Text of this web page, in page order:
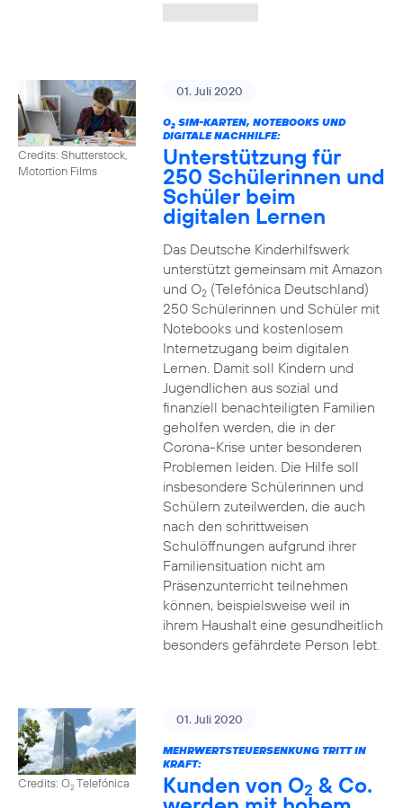
Credits: Shutterstock,
Motortion Films
01. Juli 2020
O2SIM-KARTEN, NOTEBOOKS UND
DIGITALE NACHHILFE:
Unterstützung für
250 Schülerinnen und
Schüler beim
digitalen Lernen
Das Deutsche Kinderhilfswerk
unterstützt gemeinsam mit Amazon
und O2(Telefónica Deutschland)
250 Schülerinnen und Schüler mit
Notebooks und kostenlosem
Internetzugang beim digitalen
Lernen. Damit soll Kindern und
Jugendlichen aus sozial und
finanziell benachteiligten Familien
geholfen werden, die in der
Corona-Krise unter besonderen
Problemen leiden. Die Hilfe soll
insbesondere Schülerinnen und
Schülern zuteilwerden, die auch
nach den schrittweisen
Schulöffnungen aufgrund ihrer
Familiensituation nicht am
Präsenzunterricht teilnehmen
können, beispielsweise weil in
ihrem Haushalt eine gesundheitlich
besonders gefährdete Person lebt.
Credits: O2Telefónica
01. Juli 2020
MEHRWERTSTEUERSENKUNG TRITT IN
KRAFT:
Kunden von O2 & Co.